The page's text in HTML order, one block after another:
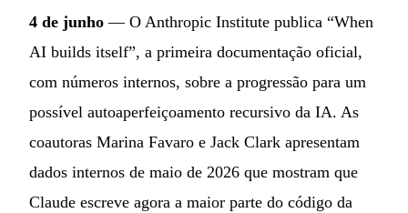
4 de junho — O Anthropic Institute publica “When
AI builds itself”, a primeira documentação oficial,
com números internos, sobre a progressão para um
possível autoaperfeiçoamento recursivo da IA. As
coautoras Marina Favaro e Jack Clark apresentam
dados internos de maio de 2026 que mostram que
Claude escreve agora a maior parte do código da